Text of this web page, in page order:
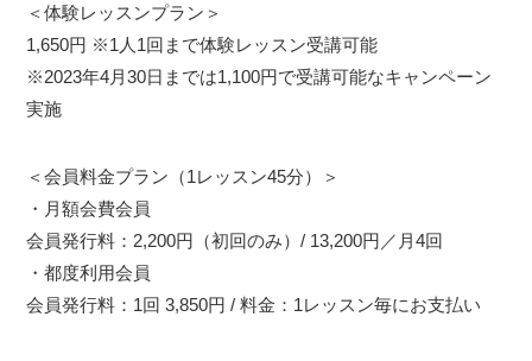
＜体験レッスンプラン＞
1,650円 ※1人1回まで体験レッスン受講可能
※2023年4月30日までは1,100円で受講可能なキャンペーン
実施
＜会員料金プラン（1レッスン45分）＞
・月額会費会員
会員発行料：2,200円（初回のみ）/ 13,200円／月4回
・都度利用会員
会員発行料：1回 3,850円 / 料金：1レッスン毎にお支払い